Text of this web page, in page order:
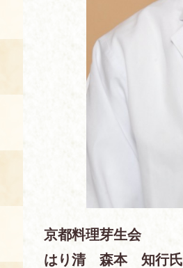
京都料理芽生会
はり清 森本 知行氏